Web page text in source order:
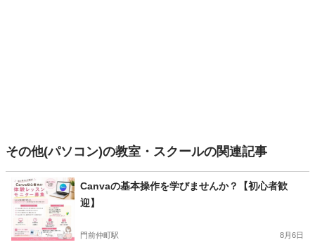
その他(パソコン)の教室・スクールの関連記事
Canvaの基本操作を学びませんか？【初心者歓
迎】
門前仲町駅 8月6日